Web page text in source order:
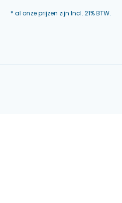
* al onze prijzen zijn Incl. 21% BTW.